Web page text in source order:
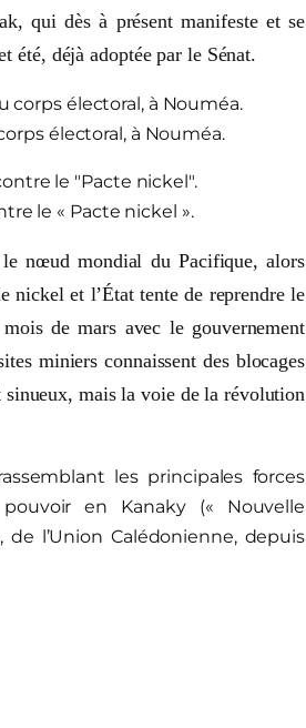
qui dès à présent manifeste et se
été, déjà adoptée par le Sénat.
électoral, à Nouméa.
le « Pacte nickel ».
le nœud mondial du Pacifique, alors
nickel et l’État tente de reprendre le
de mars avec le gouvernement
miniers connaissent des blocages
mais la voie de la révolution
les principales forces
en Kanaky (« Nouvelle
l’Union Calédonienne, depuis